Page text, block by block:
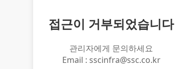
접근이 거부되었습니다
관리자에게 문의하세요
Email : sscinfra@ssc.co.kr